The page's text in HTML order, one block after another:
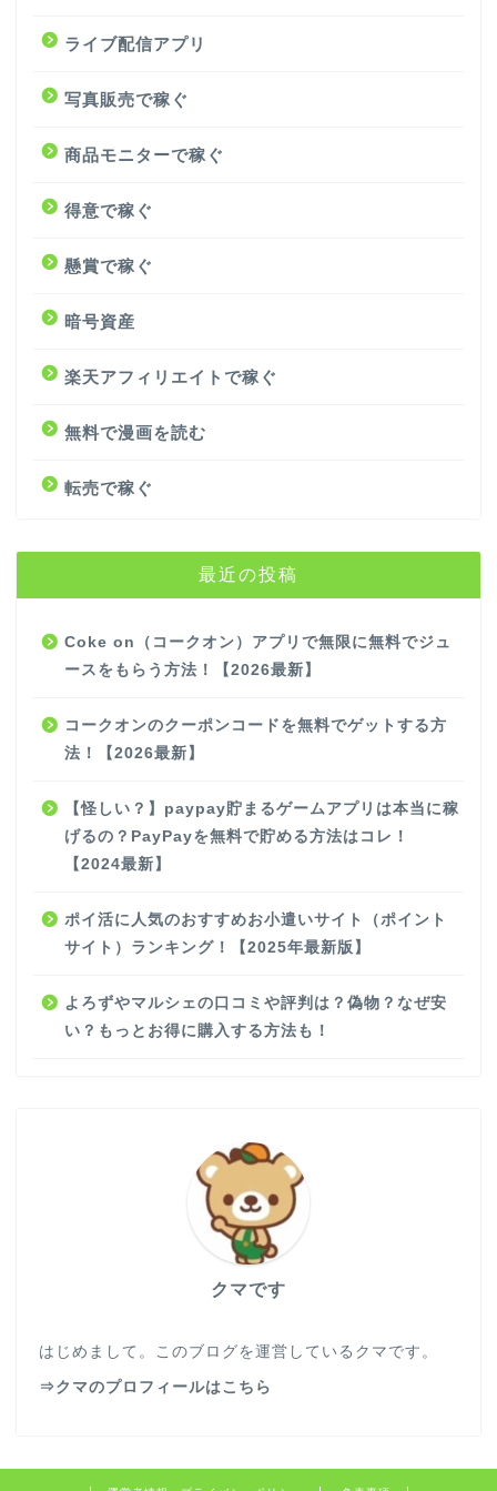
ライブ配信アプリ
写真販売で稼ぐ
商品モニターで稼ぐ
得意で稼ぐ
懸賞で稼ぐ
暗号資産
楽天アフィリエイトで稼ぐ
無料で漫画を読む
転売で稼ぐ
最近の投稿
Coke on（コークオン）アプリで無限に無料でジュ
ースをもらう方法！【2026最新】
コークオンのクーポンコードを無料でゲットする方
法！【2026最新】
【怪しい？】paypay貯まるゲームアプリは本当に稼
げるの？PayPayを無料で貯める方法はコレ！
【2024最新】
ポイ活に人気のおすすめお小遣いサイト（ポイント
サイト）ランキング！【2025年最新版】
よろずやマルシェの口コミや評判は？偽物？なぜ安
い？もっとお得に購入する方法も！
クマです
はじめまして。このブログを運営しているクマです。
⇒クマのプロフィールはこちら